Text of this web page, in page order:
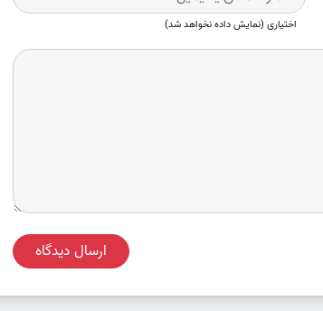
اختیاری (نمایش داده نخواهد شد)
ارسال دیدگاه